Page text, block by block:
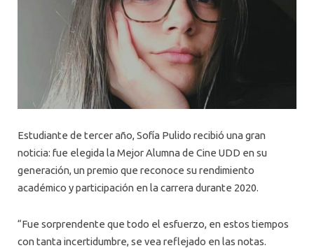
Estudiante de tercer año, Sofía Pulido recibió una gran
noticia: fue elegida la Mejor Alumna de Cine UDD en su
generación, un premio que reconoce su rendimiento
académico y participación en la carrera durante 2020.
“Fue sorprendente que todo el esfuerzo, en estos tiempos
con tanta incertidumbre, se vea reflejado en las notas.